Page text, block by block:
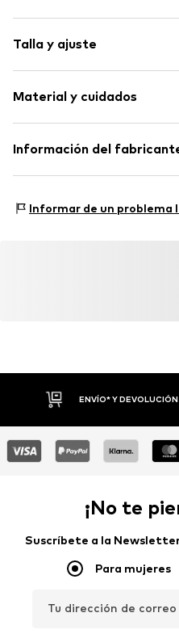
Cuello con solapa
Bolsillo ribeteado o de
Bolsillos laterales
Cierre de botones
Talla y ajuste
Ajuste: Ajuste estrecho
Material y cuidados
Material: 77% Poliéster -
Información del
7330 Brande
Informar de un problema
ENVÍO* Y DEVOLUCIÓN
¡No te
Suscríbete a la
Para mujeres
Tu dirección de